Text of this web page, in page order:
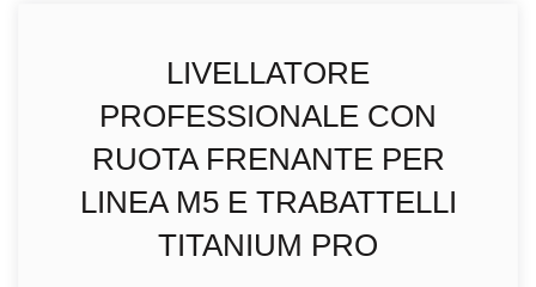
LIVELLATORE
PROFESSIONALE CON
RUOTA FRENANTE PER
LINEA M5 E TRABATTELLI
TITANIUM PRO